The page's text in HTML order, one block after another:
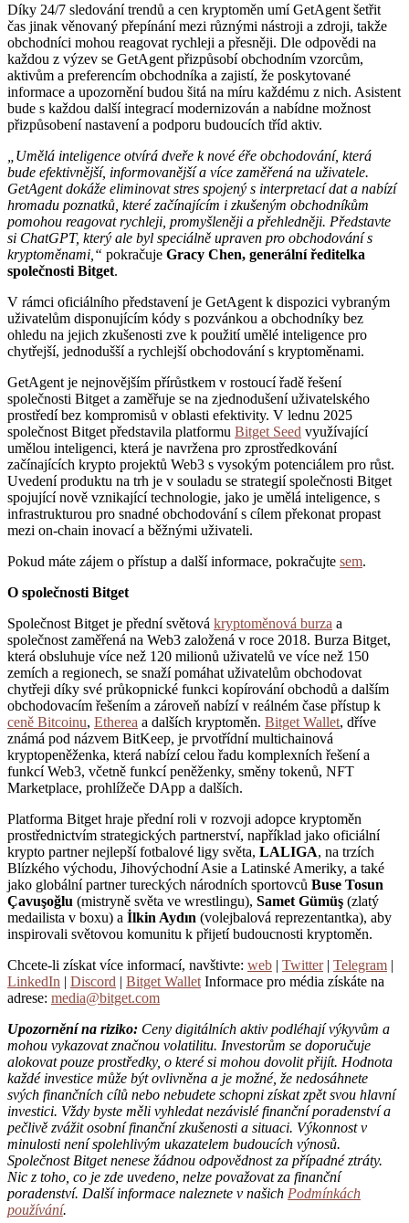
Díky 24/7 sledování trendů a cen kryptoměn umí GetAgent šetřit
čas jinak věnovaný přepínání mezi různými nástroji a zdroji, takže
obchodníci mohou reagovat rychleji a přesněji. Dle odpovědi na
každou z výzev se GetAgent přizpůsobí obchodním vzorcům,
aktivům a preferencím obchodníka a zajistí, že poskytované
informace a upozornění budou šitá na míru každému z nich. Asistent
bude s každou další integrací modernizován a nabídne možnost
přizpůsobení nastavení a podporu budoucích tříd aktiv.
„Umělá inteligence otvírá dveře k nové éře obchodování, která
bude efektivnější, informovanější a více zaměřená na uživatele.
GetAgent dokáže eliminovat stres spojený s interpretací dat a nabízí
hromadu poznatků, které začínajícím i zkušeným obchodníkům
pomohou reagovat rychleji, promyšleněji a přehledněji. Představte
si ChatGPT, který ale byl speciálně upraven pro obchodování s
kryptoměnami,“ pokračuje Gracy Chen, generální ředitelka
společnosti Bitget.
V rámci oficiálního představení je GetAgent k dispozici vybraným
uživatelům disponujícím kódy s pozvánkou a obchodníky bez
ohledu na jejich zkušenosti zve k použití umělé inteligence pro
chytřejší, jednodušší a rychlejší obchodování s kryptoměnami.
GetAgent je nejnovějším přírůstkem v rostoucí řadě řešení
společnosti Bitget a zaměřuje se na zjednodušení uživatelského
prostředí bez kompromisů v oblasti efektivity. V lednu 2025
společnost Bitget představila platformu Bitget Seed využívající
umělou inteligenci, která je navržena pro zprostředkování
začínajících krypto projektů Web3 s vysokým potenciálem pro růst.
Uvedení produktu na trh je v souladu se strategií společnosti Bitget
spojující nově vznikající technologie, jako je umělá inteligence, s
infrastrukturou pro snadné obchodování s cílem překonat propast
mezi on-chain inovací a běžnými uživateli.
Pokud máte zájem o přístup a další informace, pokračujte sem.
O společnosti Bitget
Společnost Bitget je přední světová kryptoměnová burza a
společnost zaměřená na Web3 založená v roce 2018. Burza Bitget,
která obsluhuje více než 120 milionů uživatelů ve více než 150
zemích a regionech, se snaží pomáhat uživatelům obchodovat
chytřeji díky své průkopnické funkci kopírování obchodů a dalším
obchodovacím řešením a zároveň nabízí v reálném čase přístup k
ceně Bitcoinu, Etherea a dalších kryptoměn. Bitget Wallet, dříve
známá pod názvem BitKeep, je prvotřídní multichainová
kryptopeněženka, která nabízí celou řadu komplexních řešení a
funkcí Web3, včetně funkcí peněženky, směny tokenů, NFT
Marketplace, prohlížeče DApp a dalších.
Platforma Bitget hraje přední roli v rozvoji adopce kryptoměn
prostřednictvím strategických partnerství, například jako oficiální
krypto partner nejlepší fotbalové ligy světa, LALIGA, na trzích
Blízkého východu, Jihovýchodní Asie a Latinské Ameriky, a také
jako globální partner tureckých národních sportovců Buse Tosun
Çavuşoğlu (mistryně světa ve wrestlingu), Samet Gümüş (zlatý
medailista v boxu) a İlkin Aydın (volejbalová reprezentantka), aby
inspirovali světovou komunitu k přijetí budoucnosti kryptoměn.
Chcete-li získat více informací, navštivte: web | Twitter| Telegram |
LinkedIn | Discord | Bitget Wallet Informace pro média získáte na
adrese: media@bitget.com
Upozornění na riziko: Ceny digitálních aktiv podléhají výkyvům a
mohou vykazovat značnou volatilitu. Investorům se doporučuje
alokovat pouze prostředky, o které si mohou dovolit přijít. Hodnota
každé investice může být ovlivněna a je možné, že nedosáhnete
svých finančních cílů nebo nebudete schopni získat zpět svou hlavní
investici. Vždy byste měli vyhledat nezávislé finanční poradenství a
pečlivě zvážit osobní finanční zkušenosti a situaci. Výkonnost v
minulosti není spolehlivým ukazatelem budoucích výnosů.
Společnost Bitget nenese žádnou odpovědnost za případné ztráty.
Nic z toho, co je zde uvedeno, nelze považovat za finanční
poradenství. Další informace naleznete v našich Podmínkách
používání.